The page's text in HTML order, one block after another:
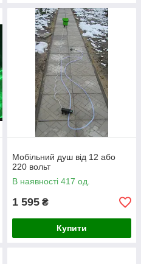
Мобільний душ від 12 або
220 вольт
В наявності 417 од.
1 595 ₴
Купити